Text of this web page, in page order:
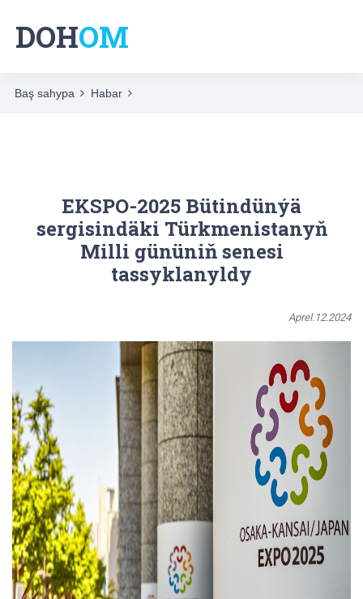
DOHOM
Baş sahypa Habar
EKSPO-2025 Bütindünýä
sergisindäki Türkmenistanyň
Milli gününiň senesi
tassyklanyldy
Aprel.12.2024